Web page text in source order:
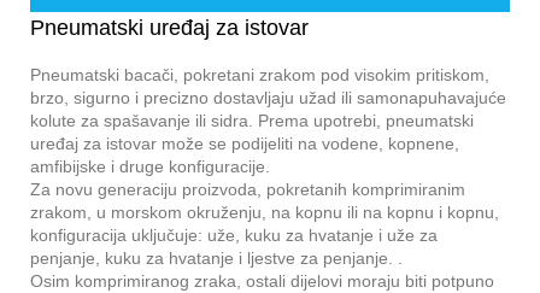
Pneumatski uređaj za istovar
Pneumatski bacači, pokretani zrakom pod visokim pritiskom,
brzo, sigurno i precizno dostavljaju užad ili samonapuhavajuće
kolute za spašavanje ili sidra. Prema upotrebi, pneumatski
uređaj za istovar može se podijeliti na vodene, kopnene,
amfibijske i druge konfiguracije.
Za novu generaciju proizvoda, pokretanih komprimiranim
zrakom, u morskom okruženju, na kopnu ili na kopnu i kopnu,
konfiguracija uključuje: uže, kuku za hvatanje i uže za
penjanje, kuku za hvatanje i ljestve za penjanje. .
Osim komprimiranog zraka, ostali dijelovi moraju biti potpuno